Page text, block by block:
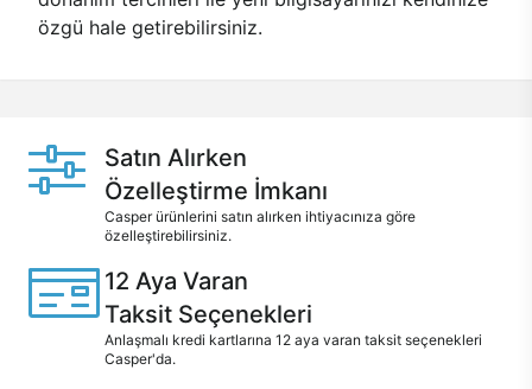
özgü hale getirebilirsiniz.
Satın Alırken
Özelleştirme İmkanı
Casper ürünlerini satın alırken ihtiyacınıza göre
özelleştirebilirsiniz.
12 Aya Varan
Taksit Seçenekleri
Anlaşmalı kredi kartlarına 12 aya varan taksit seçenekleri
Casper'da.